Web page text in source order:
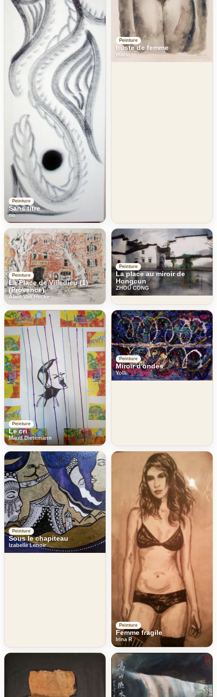
Peinture
Sans titre
no
Peinture
buste de femme
mario
Peinture
La Place de Villedieu (1)
(Provence)
Alain Van Hecke
Peinture
La place au miroir de
Hongcun
ZHOU CONG
Peinture
Le cri
Maud Dietemann
Peinture
Miroir d'ondes
Yolli
Peinture
Sous le chapiteau
Izabelle Lenoir
Peinture
Femme fragile
Irina R